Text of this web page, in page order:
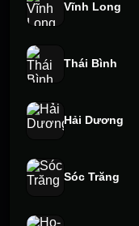
Vĩnh Long
Thái Bình
Hải Dương
Sóc Trăng